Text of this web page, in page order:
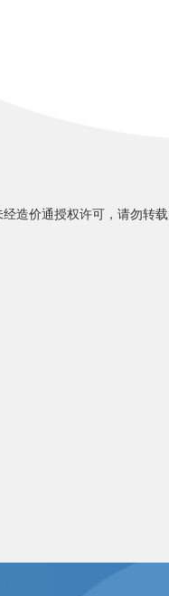
经造价通授权许可，请勿转载